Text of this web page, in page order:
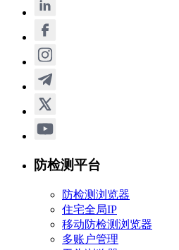
防检测平台
防检测浏览器
住宅全局IP
移动防检测浏览器
多账户管理